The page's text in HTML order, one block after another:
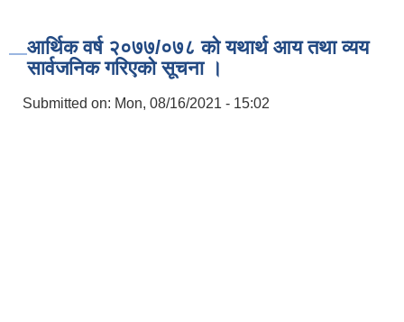
आर्थिक वर्ष २०७७/०७८ को यथार्थ आय तथा व्यय
सार्वजनिक गरिएको सूचना ।
Submitted on: Mon, 08/16/2021 - 15:02